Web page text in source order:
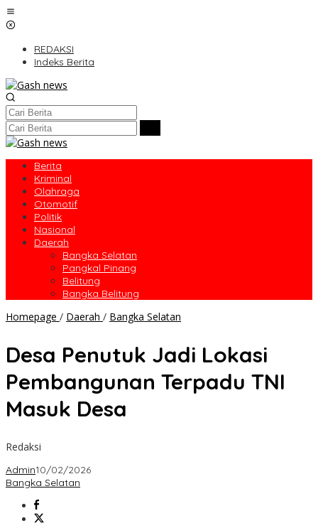
Lewati
ke
REDAKSI
Indeks Berita
Berita
Kriminal
Olahraga
Otomotif
Politik
Nasional
Daerah
Bangka Selatan
Pangkal Pinang
Belitung
Bangka Belitung
Homepage / Daerah / Bangka Selatan
Lokasi
Terpadu
TNI
Desa Penutuk Jadi Lokasi
Pembangunan Terpadu TNI
Masuk Desa
Redaksi
Admin10/02/2026
Bangka Selatan